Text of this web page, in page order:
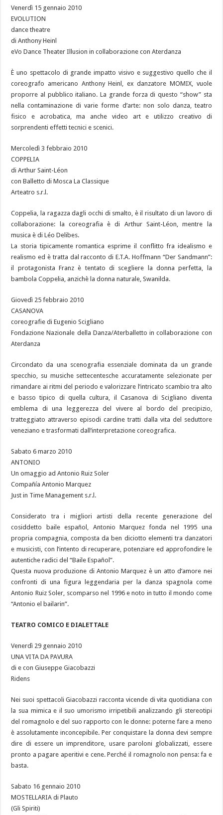
Venerdì 15 gennaio 2010
EVOLUTION
dance theatre
di Anthony Heinl
eVo Dance Theater Illusion in collaborazione con Aterdanza
È uno spettacolo di grande impatto visivo e suggestivo quello che il
coreografo americano Anthony Heinl, ex danzatore MOMIX, vuole
proporre al pubblico italiano. La grande forza di questo “show” sta
nella contaminazione di varie forme d’arte: non solo danza, teatro
fisico e acrobatica, ma anche video art e utilizzo creativo di
sorprendenti effetti tecnici e scenici.
Mercoledì 3 febbraio 2010
COPPELIA
di Arthur Saint-Léon
con Balletto di Mosca La Classique
Arteatro s.r.l.
Coppelia, la ragazza dagli occhi di smalto, è il risultato di un lavoro di
collaborazione: la coreografia è di Arthur Saint-Léon, mentre la
musica è di Léo Delibes.
La storia tipicamente romantica esprime il conflitto fra idealismo e
realismo ed è tratta dal racconto di E.T.A. Hoffmann “Der Sandmann”:
il protagonista Franz è tentato di scegliere la donna perfetta, la
bambola Coppelia, anzichè la donna naturale, Swanilda.
Giovedì 25 febbraio 2010
CASANOVA
coreografie di Eugenio Scigliano
Fondazione Nazionale della Danza/Aterballetto in collaborazione con
Aterdanza
Circondato da una scenografia essenziale dominata da un grande
specchio, su musiche settecentesche accuratamente selezionate per
rimandare ai ritmi del periodo e valorizzare l’intricato scambio tra alto
e basso tipico di quella cultura, il Casanova di Scigliano diventa
emblema di una leggerezza del vivere al bordo del precipizio,
tratteggiato attraverso episodi cardine tratti dalla vita del seduttore
veneziano e trasformati dall’interpretazione coreografica.
Sabato 6 marzo 2010
ANTONIO
Un omaggio ad Antonio Ruiz Soler
Compañía Antonio Marquez
Just in Time Management s.r.l.
Considerato tra i migliori artisti della recente generazione del
cosiddetto baile español, Antonio Marquez fonda nel 1995 una
propria compagnia, composta da ben diciotto elementi tra danzatori
e musicisti, con l’intento di recuperare, potenziare ed approfondire le
autentiche radici del “Baile Español”.
Questa nuova produzione di Antonio Marquez è un atto d’amore nei
confronti di una figura leggendaria per la danza spagnola come
Antonio Ruiz Soler, scomparso nel 1996 e noto in tutto il mondo come
“Antonio el bailarin”.
TEATRO COMICO E DIALETTALE
Venerdì 29 gennaio 2010
UNA VITA DA PAVURA
di e con Giuseppe Giacobazzi
Ridens
Nei suoi spettacoli Giacobazzi racconta vicende di vita quotidiana con
la sua mimica e il suo umorismo irripetibili analizzando gli stereotipi
del romagnolo e del suo rapporto con le donne: poterne fare a meno
è assolutamente inconcepibile. Per conquistare la donna devi sempre
dire di essere un imprenditore, usare paroloni globalizzati, essere
pronto a pagare aperitivi e cene. Perché il romagnolo non pensa: fa e
basta.
Sabato 16 gennaio 2010
MOSTELLARIA di Plauto
(Gli Spiriti)